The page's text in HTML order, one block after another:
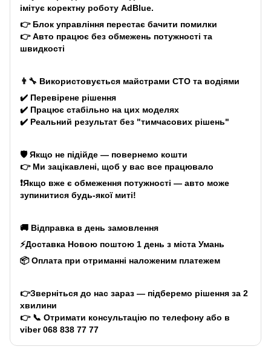
імітує коректну роботу AdBlue.
👉 Блок управління перестає бачити помилки
👉 Авто працює без обмежень потужності та
швидкості
👨‍🔧 Використовується майстрами СТО та водіями
✔️ Перевірене рішення
✔️ Працює стабільно на цих моделях
✔️ Реальний результат без "тимчасових рішень"
🛡️ Якщо не підійде — повернемо кошти
👉 Ми зацікавлені, щоб у вас все працювало
❗Якщо вже є обмеження потужності — авто може
зупинитися будь-якої миті!
🚚 Відправка в день замовлення
⚡Доставка Новою поштою 1 день з міста Умань
📦 Оплата при отриманні наложеним платежем
👉Зверніться до нас зараз — підберемо рішення за 2
хвилини
👉 📞 Отримати консультацію по телефону або в
viber068 838 77 77